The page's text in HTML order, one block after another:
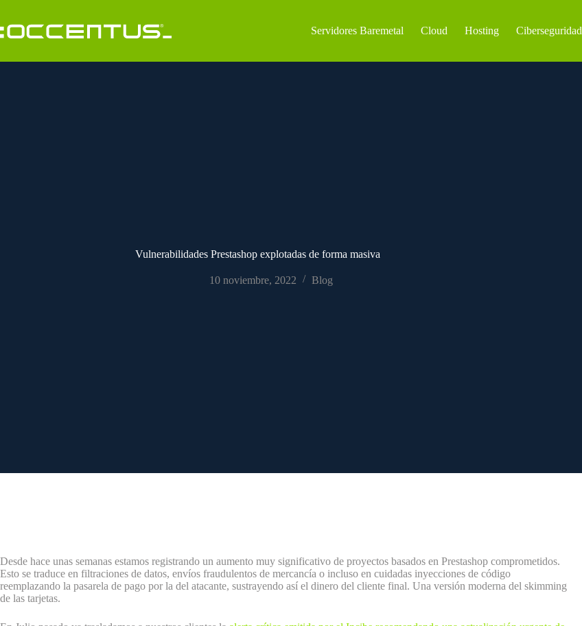
contenido
Servidores Baremetal Cloud Hosting Ciberseguridad
Vulnerabilidades Prestashop explotadas de forma masiva
10 noviembre, 2022 Blog
Desde hace unas semanas estamos registrando un aumento muy significativo de proyectos basados en Prestashop comprometidos.
Esto se traduce en filtraciones de datos, envíos fraudulentos de mercancía o incluso en cuidadas inyecciones de código
reemplazando la pasarela de pago por la del atacante, sustrayendo así el dinero del cliente final. Una versión moderna del skimming
de las tarjetas.